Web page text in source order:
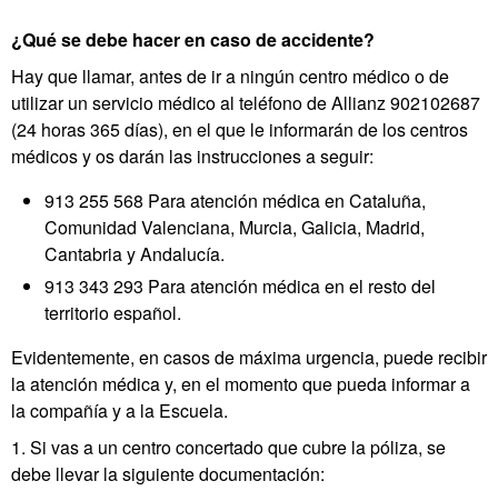
¿Qué se debe hacer en caso de accidente?
Hay que llamar, antes de ir a ningún centro médico o de
utilizar un servicio médico al teléfono de Allianz 902102687
(24 horas 365 días), en el que le informarán de los centros
médicos y os darán las instrucciones a seguir:
913 255 568 Para atención médica en Cataluña,
Comunidad Valenciana, Murcia, Galicia, Madrid,
Cantabria y Andalucía.
913 343 293 Para atención médica en el resto del
territorio español.
Evidentemente, en casos de máxima urgencia, puede recibir
la atención médica y, en el momento que pueda informar a
la compañía y a la Escuela.
1. Si vas a un centro concertado que cubre la póliza, se
debe llevar la siguiente documentación: